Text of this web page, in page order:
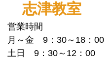
志津教室
営業時間
月～金 9：30～18：00
土日 9：30～12：00